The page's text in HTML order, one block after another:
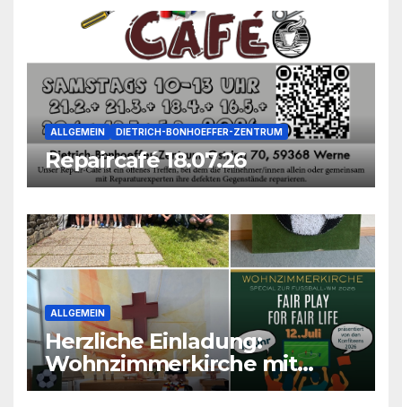
ALLGEMEIN DIETRICH-BONHOEFFER-ZENTRUM
Repaircafé 18.07.26
ALLGEMEIN
Herzliche Einladung:
Wohnzimmerkirche mit
unseren Konfis